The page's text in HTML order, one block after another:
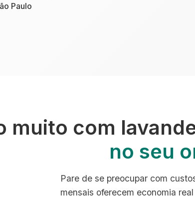
Paulo
muito com
no seu
Pare de se preocupar com
mensais oferecem economia